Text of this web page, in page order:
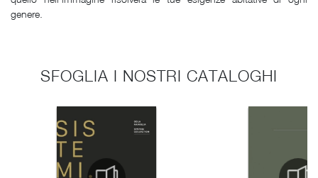
genere.
SFOGLIA I NOSTRI CATALOGHI